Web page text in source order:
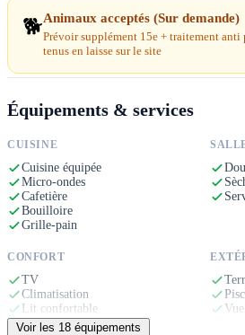
2/3 personnes
Basse saison 50e/nuit Haute saison 80e/nuit
A votre disposition pour tout
🐕Animaux acceptés (Sur demande)
Prévoir supplément 15e + traitement anti
tenus en laisse sur le site
Équipements & services
CUISINE
Cuisine équipée
Micro-ondes
Cafetière
Bouilloire
Grille-pain
CONFORT
TV
Climatisation
Lit confortable
Linge de maison
Voir les 18 équipements